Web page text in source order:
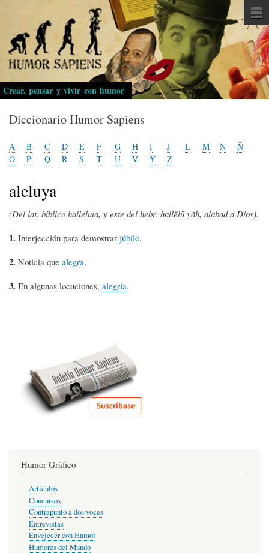
Pasar
al
contenido
principal
Crear, pensar y vivir con humor
Diccionario Humor Sapiens
A B C D E F G H I J L M N
Ñ
O
P Q R S T U V Y Z
aleluya
(Del lat. bíblico halleluia, y este del hebr. hallĕlū yăh, alabad a Dios).
1. ​Interjección para demostrar júbilo.
2. Noticia que alegra.
3. En algunas locuciones, alegría.
Humor Gráfico
Artículos
Concursos
Contrapunto a dos voces
Entrevistas
Envejecer con Humor
Humores del Mundo